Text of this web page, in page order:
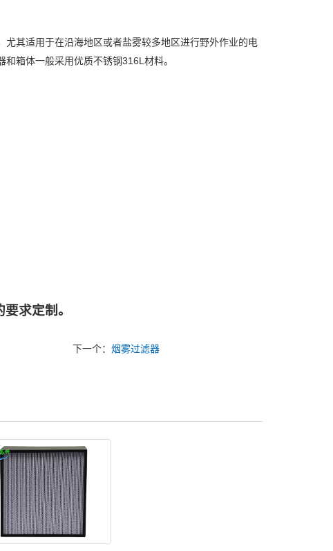
其适用于在沿海地区或者盐雾较多地区进行野外作业的电
箱体一般采用优质不锈钢316L材料。
求定制。
下一个：烟雾过滤器